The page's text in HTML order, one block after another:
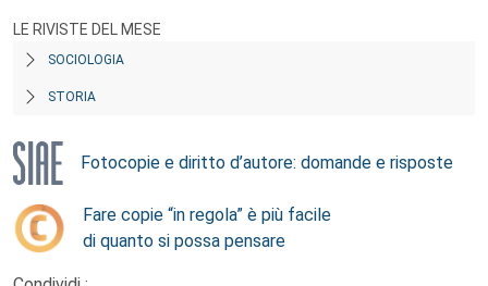
LE RIVISTE DEL MESE
SOCIOLOGIA
STORIA
Fotocopie e diritto d’autore: domande e risposte
Fare copie “in regola” è più facile
di quanto si possa pensare